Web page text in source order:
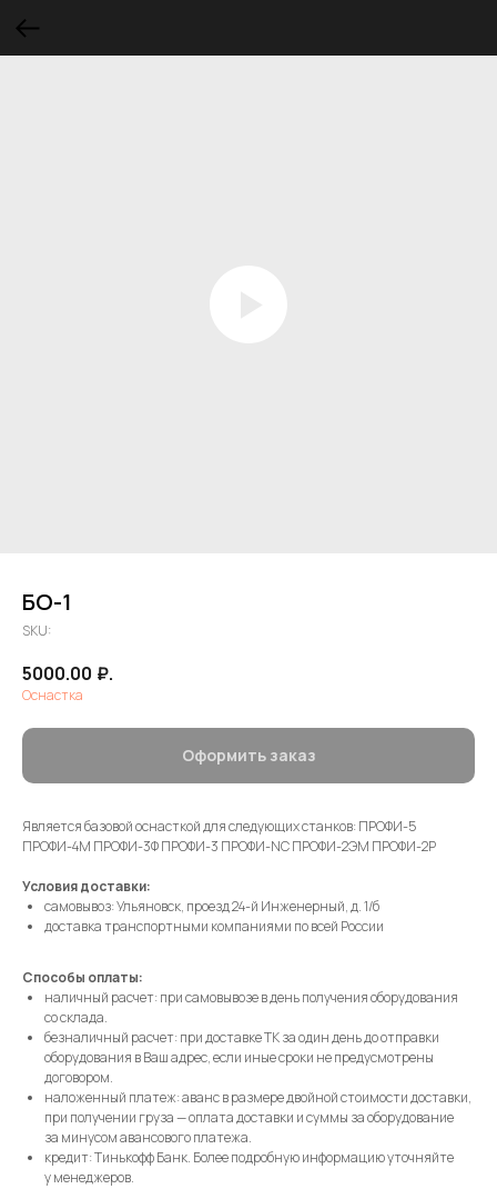
БО-1
SKU:
5000.00 ₽.
Оснастка
Оформить заказ
Является базовой оснасткой для следующих станков: ПРОФИ-5
ПРОФИ-4М ПРОФИ-3Ф ПРОФИ-3 ПРОФИ-NC ПРОФИ-2ЭМ ПРОФИ-2Р
Условия доставки:
самовывоз: Ульяновск, проезд 24-й Инженерный, д. 1/б
доставка транспортными компаниями по всей России
Способы оплаты:
наличный расчет: при самовывозе в день получения оборудования
со склада.
безналичный расчет: при доставке ТК за один день до отправки
оборудования в Ваш адрес, если иные сроки не предусмотрены
договором.
наложенный платеж: аванс в размере двойной стоимости доставки,
при получении груза — оплата доставки и суммы за оборудование
за минусом авансового платежа.
кредит: Тинькофф Банк. Более подробную информацию уточняйте
у менеджеров.